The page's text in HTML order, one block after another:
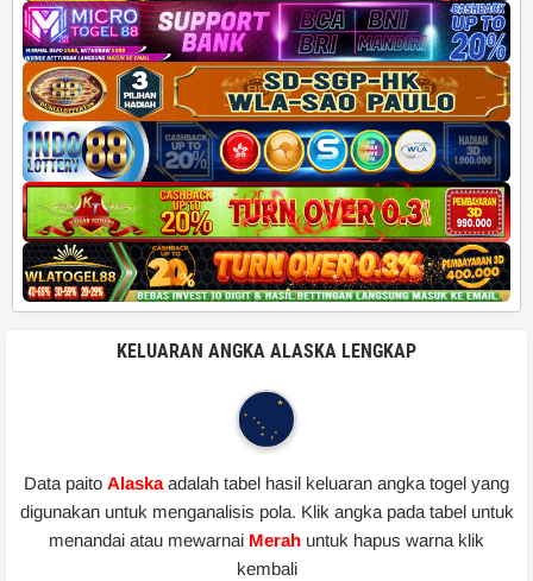
KELUARAN ANGKA ALASKA LENGKAP
Data paito Alaskaadalah tabel hasil keluaran angka togel yang
digunakan untuk menganalisis pola. Klik angka pada tabel untuk
menandai atau mewarnai Merah untuk hapus warna klik
kembali